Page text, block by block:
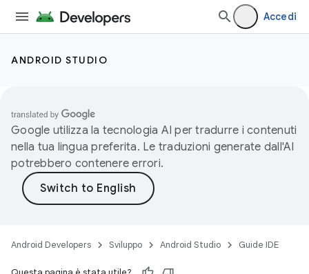
Accedi
ANDROID STUDIO
Google utilizza la tecnologia AI per tradurre i contenuti
nella tua lingua preferita. Le traduzioni generate dall'AI
potrebbero contenere errori.
Android Developers Sviluppo Android Studio Guide IDE